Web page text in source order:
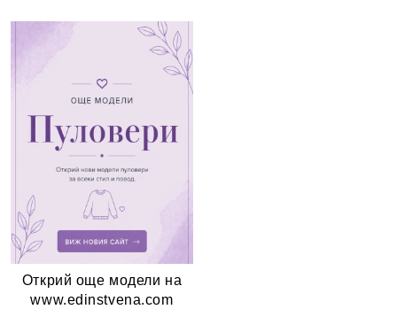
Открий още модели на
www.edinstvena.com